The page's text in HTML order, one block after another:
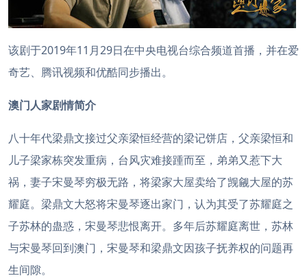
该剧于2019年11月29日在中央电视台综合频道首播，并在爱
奇艺、腾讯视频和优酷同步播出。
澳门人家剧情简介
八十年代梁鼎文接过父亲梁恒经营的梁记饼店，父亲梁恒和
儿子梁家栋突发重病，台风灾难接踵而至，弟弟又惹下大
祸，妻子宋曼琴穷极无路，将梁家大屋卖给了觊觎大屋的苏
耀庭。梁鼎文大怒将宋曼琴逐出家门，认为其受了苏耀庭之
子苏林的蛊惑，宋曼琴悲恨离开。多年后苏耀庭离世，苏林
与宋曼琴回到澳门，宋曼琴和梁鼎文因孩子抚养权的问题再
生间隙。